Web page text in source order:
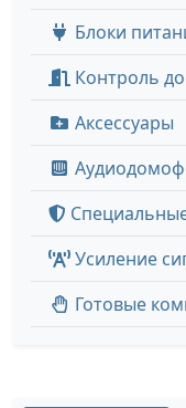
Блоки
Контроль
Аксессуары
Усиление
Готовые